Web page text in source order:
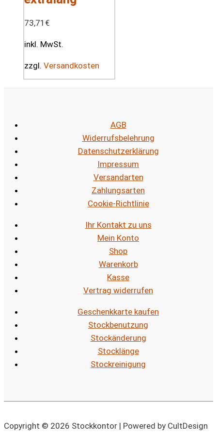
73,71 €
inkl. MwSt.
zzgl. Versandkosten
AGB
Widerrufsbelehrung
Datenschutzerklärung
Impressum
Versandarten
Zahlungsarten
Cookie-Richtlinie
Ihr Kontakt zu uns
Mein Konto
Shop
Warenkorb
Kasse
Vertrag widerrufen
Geschenkkarte kaufen
Stockbenutzung
Stockänderung
Stocklänge
Stockreinigung
Copyright © 2026 Stockkontor | Powered by CultDesign